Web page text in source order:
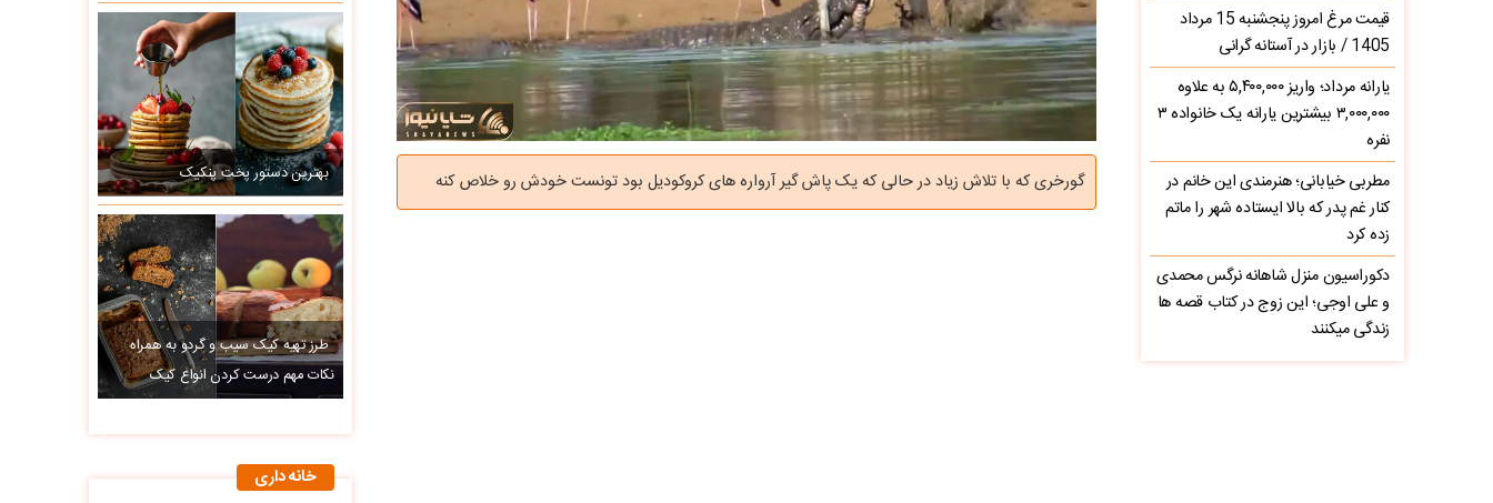
گورخری که با تلاش زیاد در حالی که یک پاش گیر آرواره های کروکودیل بود تونست خودش رو خلاص کنه بهترین دستور پخت پنکیک
طرز تهیه کیک سیب و گردو به همراه
نکات مهم درست کردن انواع کیک
خانه داری
قیمت مرغ امروز پنجشنبه 15 مرداد
1405 / بازار در آستانه گرانی
یارانه مرداد؛ واریز ۵,۴۰۰,۰۰۰ به علاوه
۳,۰۰۰,۰۰۰ بیشترین یارانه یک خانواده ۳
نفره
مطربی خیابانی؛ هنرمندی این خانم در
کنار غم پدر که بالا ایستاده شهر را ماتم
زده کرد
دکوراسیون منزل شاهانه نرگس محمدی
و علی اوجی؛ این زوج در کتاب قصه ها
زندگی میکنند